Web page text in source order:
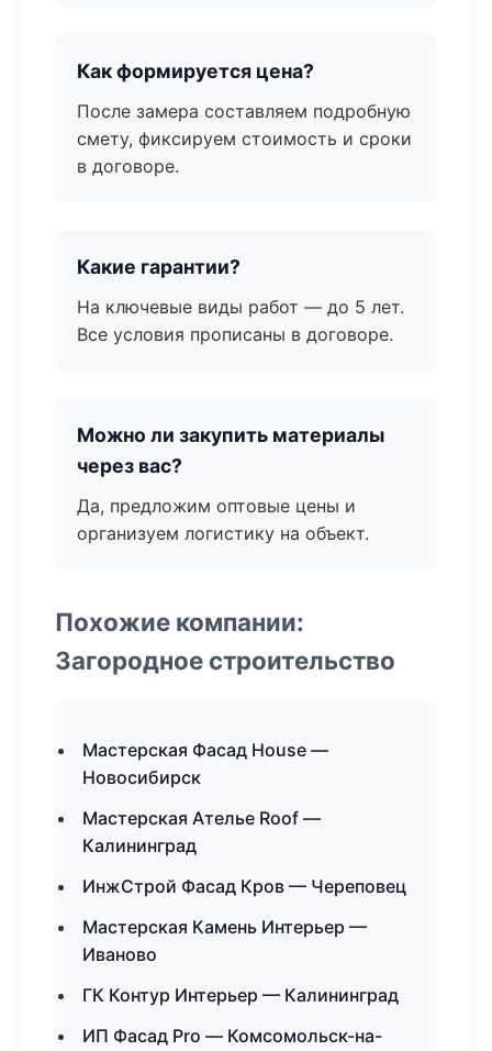
Как формируется цена?
После замера составляем подробную
смету, фиксируем стоимость и сроки
в договоре.
Какие гарантии?
На ключевые виды работ — до 5 лет.
Все условия прописаны в договоре.
Можно ли закупить материалы
через вас?
Да, предложим оптовые цены и
организуем логистику на объект.
Похожие компании:
Загородное строительство
Мастерская Фасад House —
Новосибирск
Мастерская Ателье Roof —
Калининград
ИнжСтрой Фасад Кров — Череповец
Мастерская Камень Интерьер —
Иваново
ГК Контур Интерьер — Калининград
ИП Фасад Pro — Комсомольск-на-